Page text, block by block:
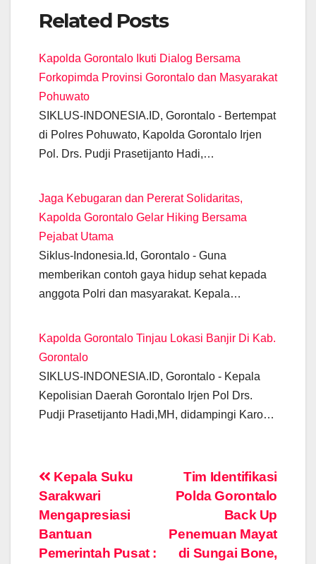
c
e
b
o
o
k
at
s
A
p
e
gr
a
ail
er e
n
er
e
dI Li
k
Related Posts
Kapolda Gorontalo Ikuti Dialog Bersama
Forkopimda Provinsi Gorontalo dan Masyarakat
Pohuwato
SIKLUS-INDONESIA.ID, Gorontalo - Bertempat
di Polres Pohuwato, Kapolda Gorontalo Irjen
Pol. Drs. Pudji Prasetijanto Hadi,…
Jaga Kebugaran dan Pererat Solidaritas,
Kapolda Gorontalo Gelar Hiking Bersama
Pejabat Utama
Siklus-Indonesia.Id, Gorontalo - Guna
memberikan contoh gaya hidup sehat kepada
anggota Polri dan masyarakat. Kepala…
Kapolda Gorontalo Tinjau Lokasi Banjir Di Kab.
Gorontalo
SIKLUS-INDONESIA.ID, Gorontalo - Kepala
Kepolisian Daerah Gorontalo Irjen Pol Drs.
Pudji Prasetijanto Hadi,MH, didampingi Karo…
Post
navigation
Tim Identifikasi
Polda Gorontalo
Back Up
Penemuan Mayat
di Sungai Bone,
Kepala Suku
Sarakwari
Mengapresiasi
Bantuan
Pemerintah Pusat :